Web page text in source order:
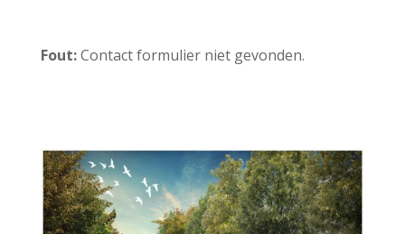
Fout:Contact formulier niet gevonden.